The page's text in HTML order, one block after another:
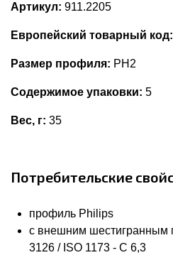
Артикул: 911.2205
Европейский товарный код:
Размер профиля: PH2
Содержимое упаковки: 5
Вес, г: 35
Потребительские
профиль Philips
с внешним шестигранным
3126 / ISO 1173 - C 6,3